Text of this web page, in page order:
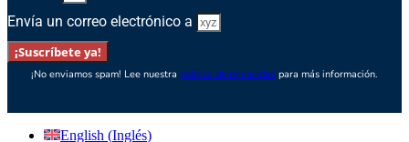
Envía un correo electrónico a
¡Suscríbete ya!
¡No enviamos spam! Lee nuestra política de privacidad para más información.
English (Inglés)